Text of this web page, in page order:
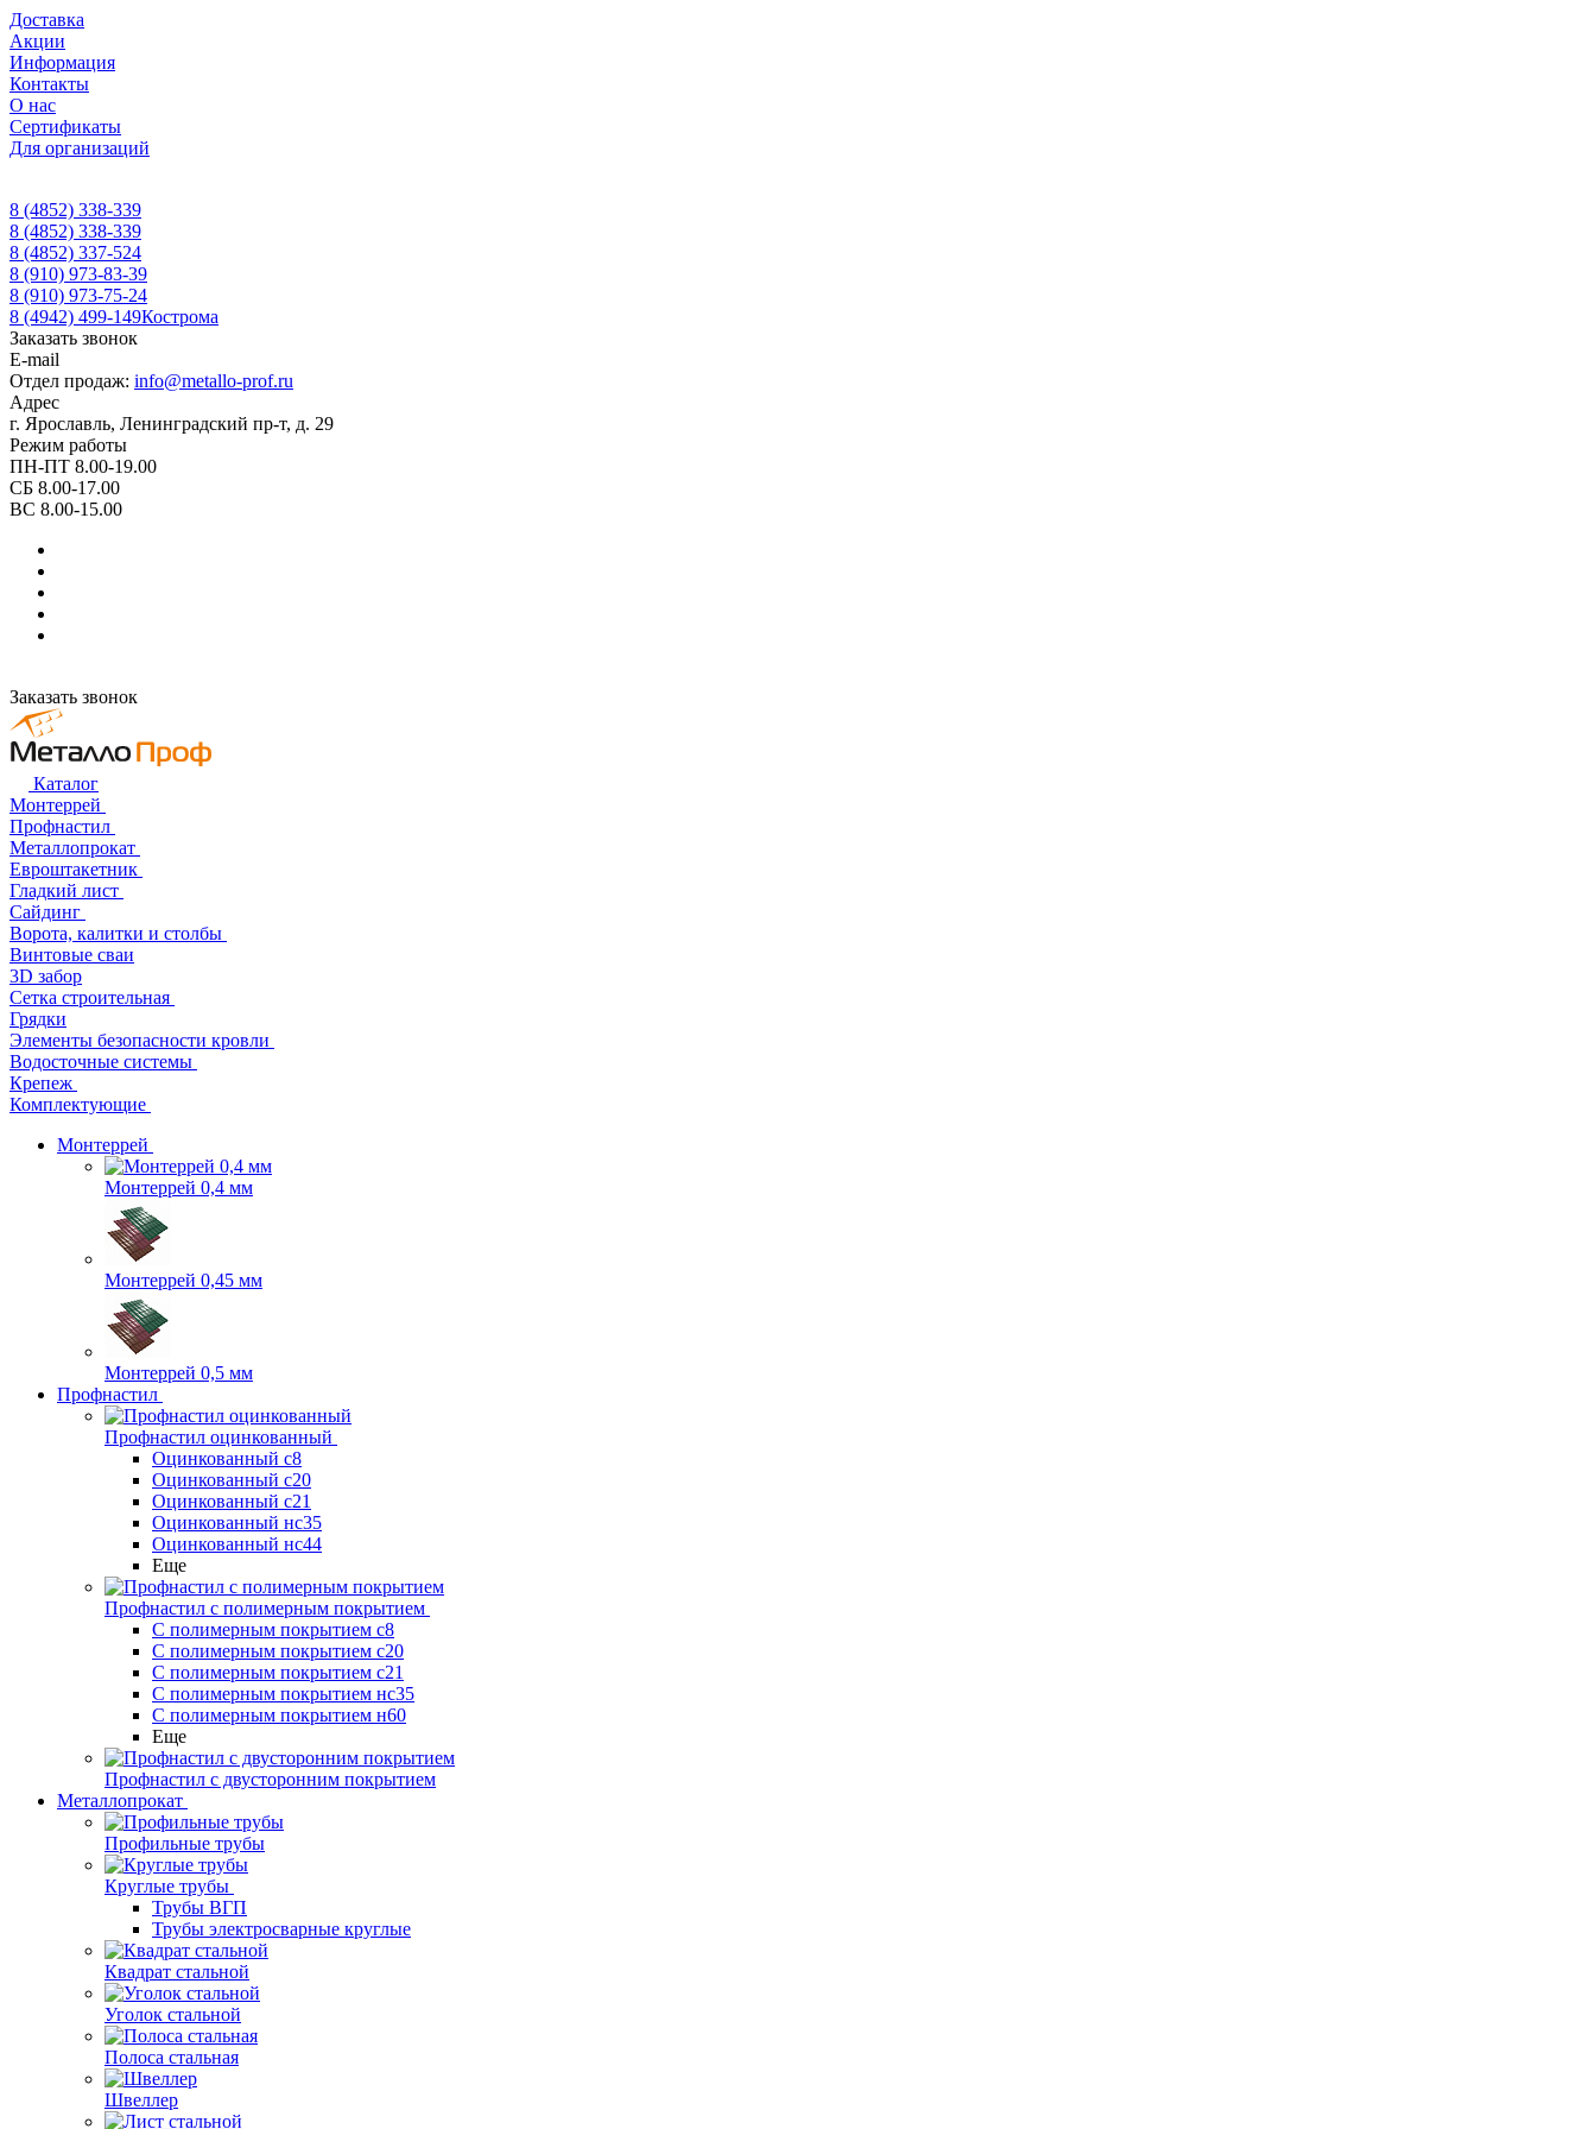
Доставка
Акции
Информация
Контакты
О нас
Сертификаты
Для организаций
8 (4852) 338-339
8 (4852) 338-339
8 (4852) 337-524
8 (910) 973-83-39
8 (910) 973-75-24
8 (4942) 499-149Кострома
Заказать звонок
E-mail
Отдел продаж: info@metallo-prof.ru
Адрес
г. Ярославль, Ленинградский пр-т, д. 29
Режим работы
ПН-ПТ 8.00-19.00
СБ 8.00-17.00
ВС 8.00-15.00
Заказать звонок
Каталог
Монтеррей
Профнастил
Металлопрокат
Евроштакетник
Гладкий лист
Сайдинг
Ворота, калитки и столбы
Винтовые сваи
3D забор
Сетка строительная
Грядки
Элементы безопасности кровли
Водосточные системы
Крепеж
Комплектующие
Монтеррей
Монтеррей 0,4 мм
Монтеррей 0,45 мм
Монтеррей 0,5 мм
Профнастил
Профнастил оцинкованный
Оцинкованный с8
Оцинкованный с20
Оцинкованный с21
Оцинкованный нс35
Оцинкованный нс44
Еще
Профнастил с полимерным покрытием
С полимерным покрытием с8
С полимерным покрытием с20
С полимерным покрытием с21
С полимерным покрытием нс35
С полимерным покрытием н60
Еще
Профнастил с двусторонним покрытием
Металлопрокат
Профильные трубы
Круглые трубы
Трубы ВГП
Трубы электросварные круглые
Квадрат стальной
Уголок стальной
Полоса стальная
Швеллер